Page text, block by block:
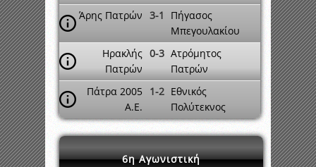
Άρης Πατρών 3-1
Πήγασος
Μπεγουλακίου
Ηρακλής
Πατρών
0-3 Ατρόμητος
Πατρών
Πάτρα 2005
A.E.
1-2 Εθνικός
Πολύτεκνος
6η Αγωνιστική